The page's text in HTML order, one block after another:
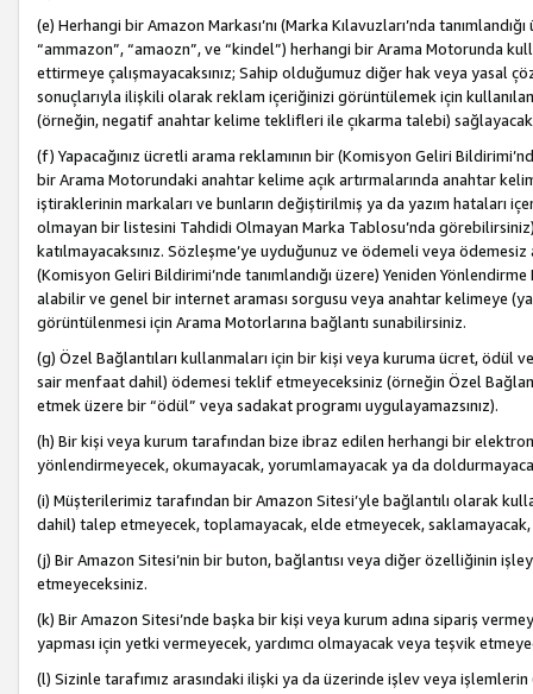
(e) Herhangi bir Amazon Markası’nı (Marka Kılavuzları’nda
“ammazon”, “amaozn”, ve “kindel”) herhangi bir Arama Motorunda
ettirmeye çalışmayacaksınız; Sahip olduğumuz diğer hak veya yasal
sonuçlarıyla ilişkili olarak reklam içeriğinizi görüntülemek için
(örneğin, negatif anahtar kelime teklifleri ile çıkarma talebi)
(f) Yapacağınız ücretli arama reklamının bir (Komisyon Geliri
bir Arama Motorundaki anahtar kelime açık artırmalarında anahtar
iştiraklerinin markaları ve bunların değiştirilmiş ya da yazım hataları
olmayan bir listesini Tahdidi Olmayan Marka Tablosu’nda
katılmayacaksınız. Sözleşme’ye uyduğunuz ve ödemeli veya
(Komisyon Geliri Bildirimi’nde tanımlandığı üzere) Yeniden
alabilir ve genel bir internet araması sorgusu veya anahtar kelimeye
görüntülenmesi için Arama Motorlarına bağlantı sunabilirsiniz.
(g) Özel Bağlantıları kullanmaları için bir kişi veya kuruma ücret, ödül
sair menfaat dahil) ödemesi teklif etmeyeceksiniz (örneğin Özel
etmek üzere bir “ödül” veya sadakat programı uygulayamazsınız).
(h) Bir kişi veya kurum tarafından bize ibraz edilen herhangi bir
yönlendirmeyecek, okumayacak, yorumlamayacak ya da
(i) Müşterilerimiz tarafından bir Amazon Sitesi’yle bağlantılı olarak
dahil) talep etmeyecek, toplamayacak, elde etmeyecek,
(j) Bir Amazon Sitesi’nin bir buton, bağlantısı veya diğer özelliğinin
etmeyeceksiniz.
(k) Bir Amazon Sitesi’nde başka bir kişi veya kurum adına sipariş
yapması için yetki vermeyecek, yardımcı olmayacak veya teşvik
(l) Sizinle tarafımız arasındaki ilişki ya da üzerinde işlev veya